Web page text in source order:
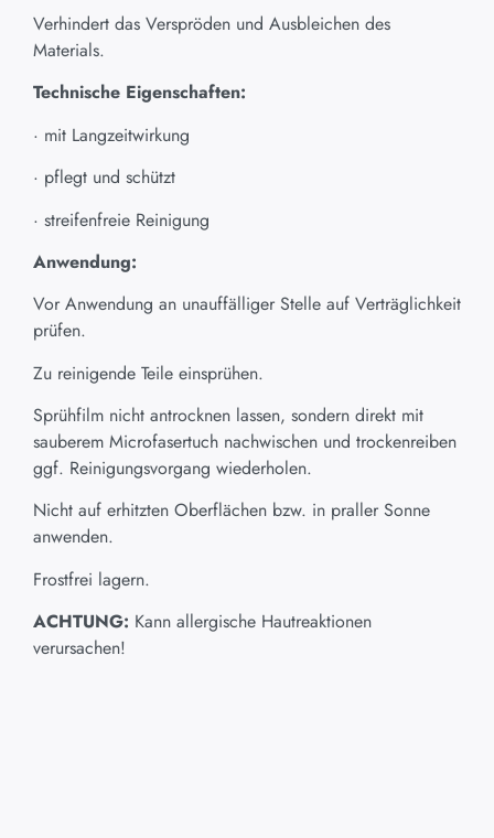
Verhindert das Verspröden und Ausbleichen des
Materials.
Technische Eigenschaften:
· mit Langzeitwirkung
· pflegt und schützt
· streifenfreie Reinigung
Anwendung:
Vor Anwendung an unauffälliger Stelle auf Verträglichkeit
prüfen.
Zu reinigende Teile einsprühen.
Sprühfilm nicht antrocknen lassen, sondern direkt mit
sauberem Microfasertuch nachwischen und trockenreiben
ggf. Reinigungsvorgang wiederholen.
Nicht auf erhitzten Oberflächen bzw. in praller Sonne
anwenden.
Frostfrei lagern.
ACHTUNG: Kann allergische Hautreaktionen
verursachen!